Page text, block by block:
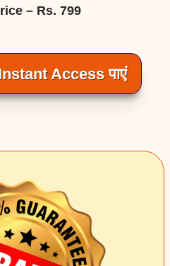
– Rs. 799
Access पाएं